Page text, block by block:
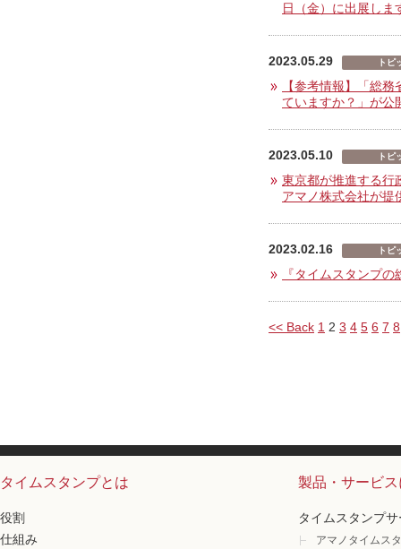
日（金）に出展しま
2023.05.29 トピ
【参考情報】「総
ていますか？」が
2023.05.10 トピ
東京都が推進する行
アマノ株式会社が提
2023.02.16 トピ
『タイムスタンプ
<< Back 1 2 3 4 5 6 7 8
タイムスタンプとは
役割
仕組み
製品・サービ
タイムスタンプ
アマノタイムス